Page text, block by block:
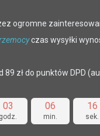
03
godz.
06
min.
15
sek.
ogromne
czas wysyłki
89 zł do punktów DPD